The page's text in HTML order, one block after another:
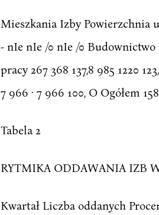
Mieszkania Izby Powierzchnia
- nIe nIe /0 nIe /0 Budownictwo
pracy 267 368 137,8 985 1220
7 966 · 7 966 100, O Ogółem
Tabela 2
RYTMIKA ODDAWANIA IZB
Kwartał Liczba oddanych